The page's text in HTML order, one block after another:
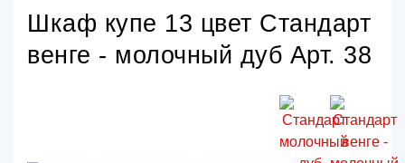
Шкаф купе 13 цвет Стандарт
венге - молочный дуб Арт. 38